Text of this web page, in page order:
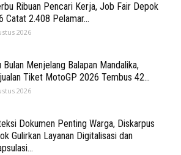
Ribuan Pencari Kerja, Job Fair Depok
Catat 2.408 Pelamar...
2026
Bulan Menjelang Balapan Mandalika,
Tiket MotoGP 2026 Tembus 42...
2026
Dokumen Penting Warga, Diskarpus
Gulirkan Layanan Digitalisasi dan